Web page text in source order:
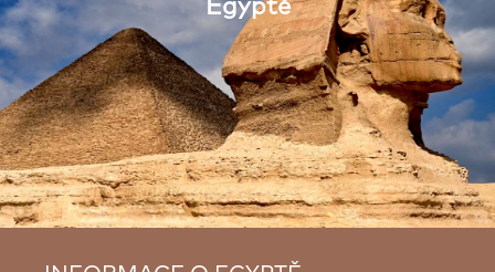
Egyptě